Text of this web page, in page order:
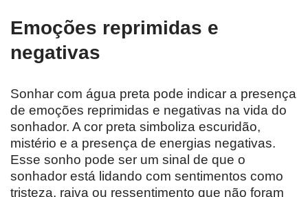
Emoções reprimidas e
negativas
Sonhar com água preta pode indicar a presença
de emoções reprimidas e negativas na vida do
sonhador. A cor preta simboliza escuridão,
mistério e a presença de energias negativas.
Esse sonho pode ser um sinal de que o
sonhador está lidando com sentimentos como
tristeza, raiva ou ressentimento que não foram